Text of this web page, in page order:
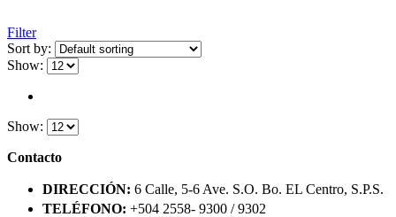
Filter
Sort by:
Show:
Show:
Contacto
DIRECCIÓN: 6 Calle, 5-6 Ave. S.O. Bo. EL Centro, S.P.S.
TELÉFONO: +504 2558- 9300 / 9302